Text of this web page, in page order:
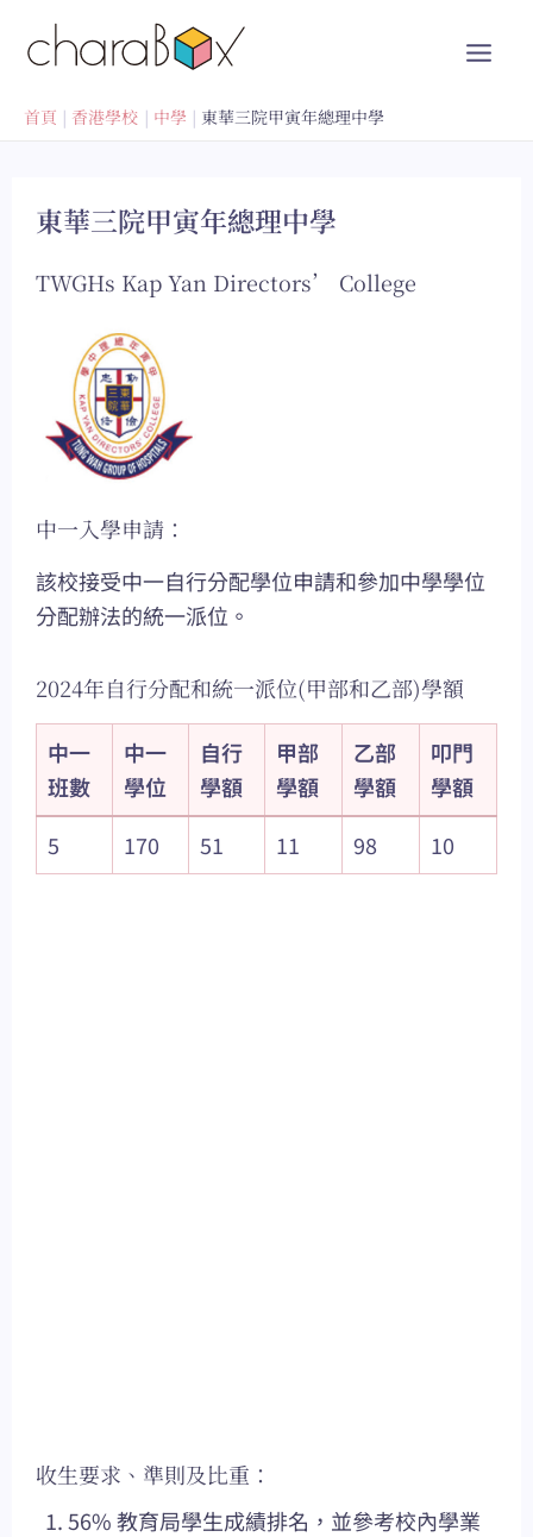
首頁 香港學校 中學 東華三院甲寅年總理中學
東華三院甲寅年總理中學
TWGHs Kap Yan Directors’ College
中一入學申請：
該校接受中一自行分配學位申請和參加中學學位
分配辦法的統一派位。
2024年自行分配和統一派位(甲部和乙部)學額
中一
班數
中一
學位
自行
學額
甲部
學額
乙部
學額
叩門
學額
5
170 51 11 98 10
收生要求、準則及比重：
56% 教育局學生成績排名，並參考校內學業